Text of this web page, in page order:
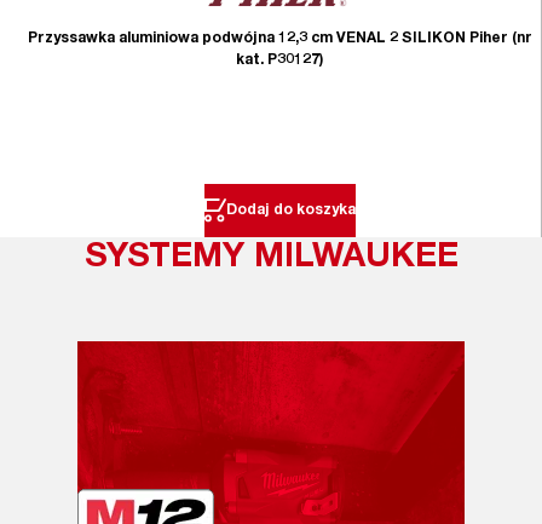
Przyssawka aluminiowa podwójna 12,3 cm VENAL 2 SILIKON Piher (nr
kat. P30127)
Dodaj do koszyka
SYSTEMY MILWAUKEE